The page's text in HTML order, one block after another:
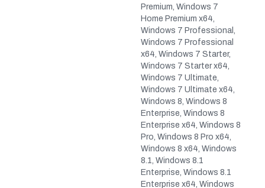
Premium, Windows 7
Home Premium x64,
Windows 7 Professional,
Windows 7 Professional
x64, Windows 7 Starter,
Windows 7 Starter x64,
Windows 7 Ultimate,
Windows 7 Ultimate x64,
Windows 8, Windows 8
Enterprise, Windows 8
Enterprise x64, Windows 8
Pro, Windows 8 Pro x64,
Windows 8 x64, Windows
8.1, Windows 8.1
Enterprise, Windows 8.1
Enterprise x64, Windows